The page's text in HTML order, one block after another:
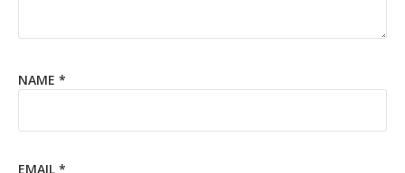
NAME *
EMAIL *